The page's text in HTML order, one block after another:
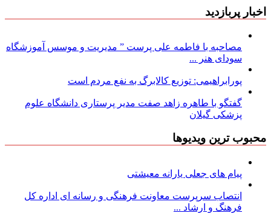
اخبار پربازدید
مصاحبه با فاطمه علی پرست ” مدیریت و موسس آموزشگاه
سودای هنر ...
پورابراهیمی: توزیع کالابرگ به نفع مردم است
گفتگو با طاهره زاهد صفت مدیر پرستاری دانشگاه علوم
پزشکی گیلان
محبوب ترین ویدیوها
پیام های جعلی یارانه معیشتی
انتصاب سرپرست معاونت فرهنگی و رسانه ای اداره کل
فرهنگ و ارشاد ...